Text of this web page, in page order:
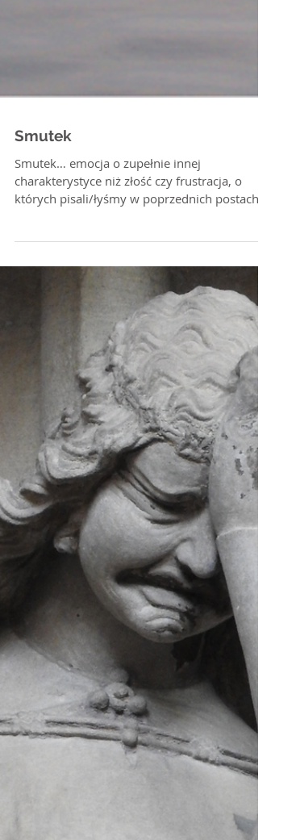
Smutek
Smutek… emocja o zupełnie innej
charakterystyce niż złość czy frustracja, o
których pisali/łyśmy w poprzednich postach w
ramach...